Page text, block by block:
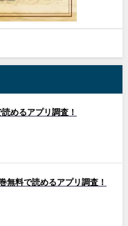
めるアプリ調査！
無料で読めるアプリ調査！